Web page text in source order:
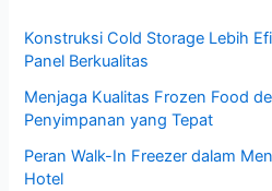
Konstruksi Cold Storage Lebih
Panel Berkualitas
Menjaga Kualitas Frozen Food
Penyimpanan yang Tepat
Peran Walk-In Freezer dalam
Hotel